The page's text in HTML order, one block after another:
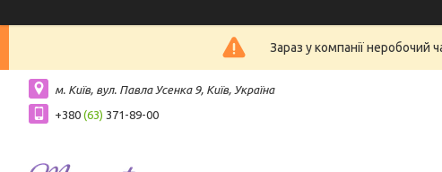
Зараз у компанії
м. Київ, вул. Павла Усенка 9, Київ, Україна
+380 (63) 371-89-00